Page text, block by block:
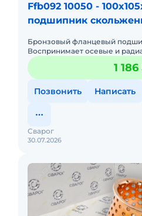
Ffb092 10050 -
подшипник
Бронзовый фланцевый
Воспринимает осевые и
упрощает монтаж (не нужны
точное позиционировани
1
Позвонить Написать
30.07.2026
Сварог